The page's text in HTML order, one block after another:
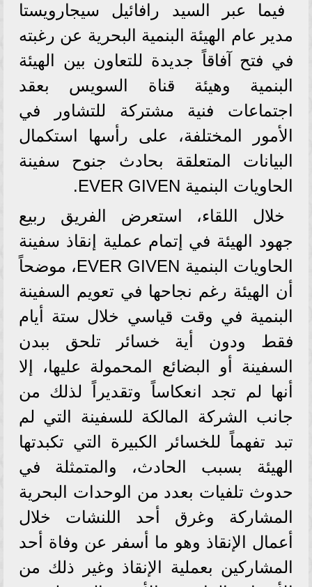
فيما عبر السيد رافائيل سيجارويستا
مدير عام الهيئة البنمية البحرية عن رغبته
في فتح آفاقاً جديدة للتعاون بين الهيئة
البنمية وهيئة قناة السويس بعقد
اجتماعات فنية مشتركة للتشاور في
الأمور المختلفة، على رأسها استكمال
البيانات المتعلقة بحادث جنوح سفينة
الحاويات البنمية EVER GIVEN.
خلال اللقاء، استعرض الفريق ربيع
جهود الهيئة في إتمام عملية إنقاذ سفينة
الحاويات البنمية EVER GIVEN، موضحاً
أن الهيئة رغم نجاحها في تعويم السفينة
البنمية في وقت قياسي خلال ستة أيام
فقط ودون أية خسائر تلحق ببدن
السفينة أو البضائع المحمولة عليها، إلا
أنها لم تجد انعكاساً وتقديراً لذلك من
جانب الشركة المالكة للسفينة التي لم
تبد تفهماً للخسائر الكبيرة التي تكبدتها
الهيئة بسبب الحادث، والمتمثلة في
حدوث تلفيات بعدد من الوحدات البحرية
المشاركة وغرق أحد اللنشات خلال
أعمال الإنقاذ وهو ما أسفر عن وفاة أحد
المشاركين بعملية الإنقاذ وغير ذلك من